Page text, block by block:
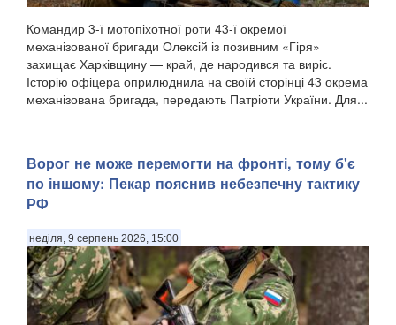
Командир 3-ї мотопіхотної роти 43-ї окремої
механізованої бригади Олексій із позивним «Гіря»
захищає Харківщину — край, де народився та виріс.
Історію офіцера оприлюднила на своїй сторінці 43 окрема
механізована бригада, передають Патріоти України. Для...
Ворог не може перемогти на фронті, тому б'є
по іншому: Пекар пояснив небезпечну тактику
РФ
неділя, 9 серпень 2026, 15:00